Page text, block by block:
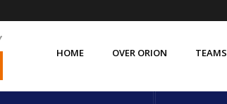
HOME OVER ORION TEAMS